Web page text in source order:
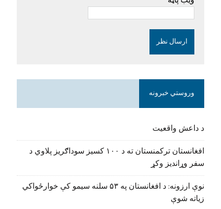
وروستي خبرونه
د داعش واقعیت
افغانستان ترکمنستان ته د ۱۰۰ کسیز سوداګریز پلاوي د
سفر وړاندیز وکړ
نوې ارزونه: د افغانستان په ۵۳ سلنه سیمو کې خوارځواکي
زیاته شوې